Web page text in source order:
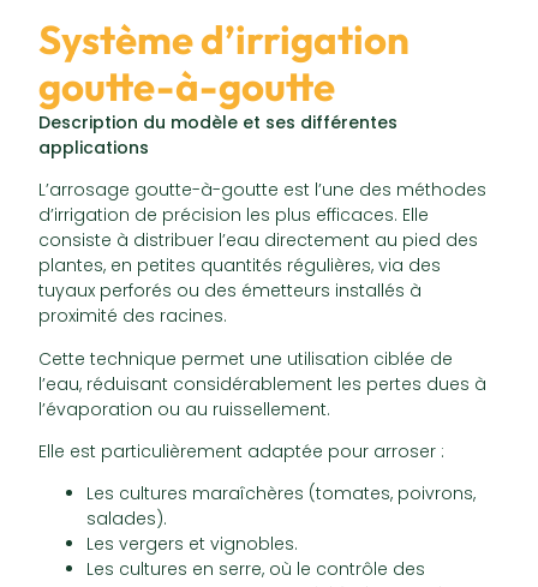
Système d’irrigation
goutte-à-goutte
Description du modèle et ses différentes
applications
L’arrosage goutte-à-goutte est l’une des méthodes
d’irrigation de précision les plus efficaces. Elle
consiste à distribuer l’eau directement au pied des
plantes, en petites quantités régulières, via des
tuyaux perforés ou des émetteurs installés à
proximité des racines.
Cette technique permet une utilisation ciblée de
l’eau, réduisant considérablement les pertes dues à
l’évaporation ou au ruissellement.
Elle est particulièrement adaptée pour arroser :
Les cultures maraîchères (tomates, poivrons,
salades).
Les vergers et vignobles.
Les cultures en serre, où le contrôle des